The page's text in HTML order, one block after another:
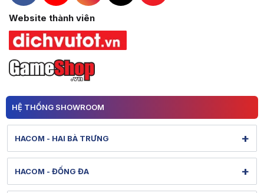
Website thành viên
HỆ THỐNG SHOWROOM
HACOM - HAI BÀ TRƯNG +
Hình ảnh thực tế từ showroom
Xem bản đồ đường đi
HACOM - ĐỐNG ĐA +